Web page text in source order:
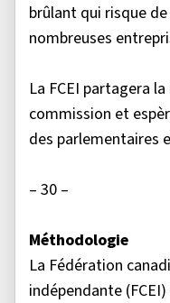
brûlant qui risque
nombreuses
La FCEI partagera
commission et
des parlementaires
– 30 –
Méthodologie
La Fédération
indépendante